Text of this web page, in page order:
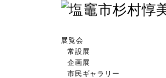
展覧会
常設展
企画展
市民ギャラリー